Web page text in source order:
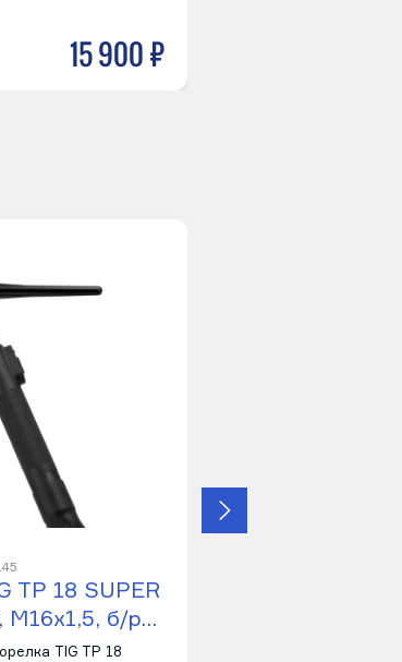
15 900 р
TP 18 SUPER
M16x1,5, б/р…
TIG TP 18